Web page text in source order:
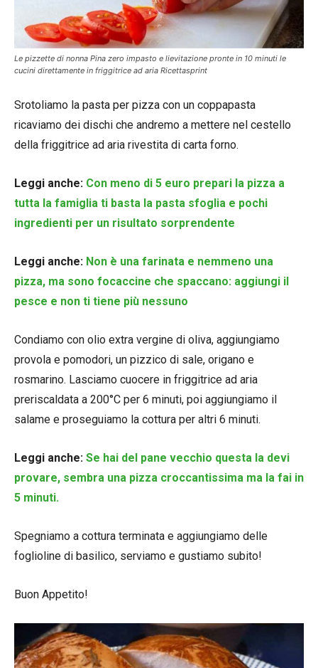
Le pizzette di nonna Pina zero impasto e lievitazione pronte in 10 minuti le
cucini direttamente in friggitrice ad aria Ricettasprint
Srotoliamo la pasta per pizza con un coppapasta
ricaviamo dei dischi che andremo a mettere nel cestello
della friggitrice ad aria rivestita di carta forno.
Leggi anche: Con meno di 5 euro prepari la pizza a
tutta la famiglia ti basta la pasta sfoglia e pochi
ingredienti per un risultato sorprendente
Leggi anche: Non è una farinata e nemmeno una
pizza, ma sono focaccine che spaccano: aggiungi il
pesce e non ti tiene più nessuno
Condiamo con olio extra vergine di oliva, aggiungiamo
provola e pomodori, un pizzico di sale, origano e
rosmarino. Lasciamo cuocere in friggitrice ad aria
preriscaldata a 200°C per 6 minuti, poi aggiungiamo il
salame e proseguiamo la cottura per altri 6 minuti.
Leggi anche: Se hai del pane vecchio questa la devi
provare, sembra una pizza croccantissima ma la fai in
5 minuti.
Spegniamo a cottura terminata e aggiungiamo delle
foglioline di basilico, serviamo e gustiamo subito!
Buon Appetito!